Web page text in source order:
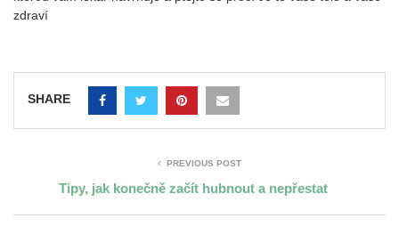
zdraví
SHARE
PREVIOUS POST
Tipy, jak konečně začít hubnout a nepřestat